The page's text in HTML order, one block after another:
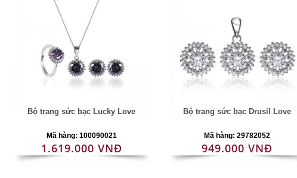
Bộ trang sức bạc Lucky Love
Mã hàng: 100090021
1.619.000 VNĐ
Bộ trang sức bạc Drusil Love
Mã hàng: 29782052
949.000 VNĐ